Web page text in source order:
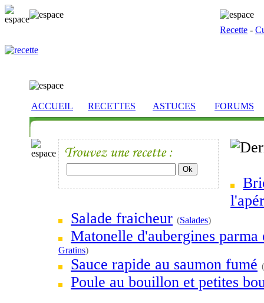
Recette -
ACCUEIL RECETTES ASTUCES FORUMS
Salade fraicheur (Salades)
Matonelle d'aubergines
Gratins)
Sauce rapide au saumon fumé (
Poule au bouillon et petites